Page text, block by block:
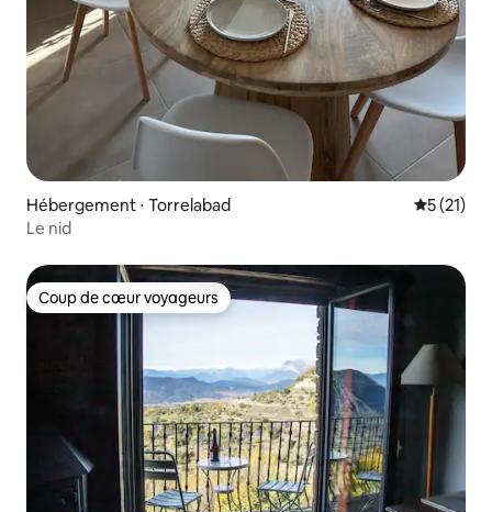
Hébergement ⋅ Torrelabad
5 (21)
Le nid
Coup de cœur voyageurs
Coup de cœur voyageurs